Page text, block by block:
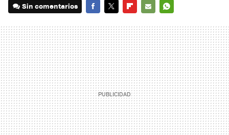
Sin comentarios
MAIL